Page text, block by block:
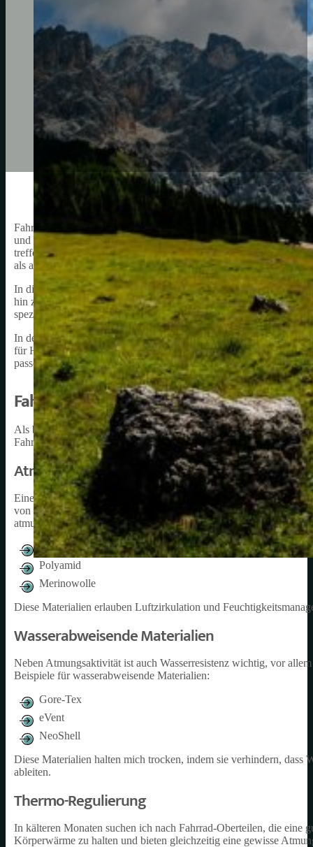
Fahrrad Oberteil Herren ist ein wichtiger Aspekt für jeden
und Kenntnisse über Fahrrad Oberteile für Herren teilen, um
treffen. In den letzten Jahren hat sich die Radbekleidung stark
als auch Schutz bieten.
In diesem Artikel möchte ich auf die verschiedenen Aspekte von
hin zu den neuesten Trends. Es ist wichtig, dass man beim Kauf
speziell dafür entwickelt, um den Fahrer vor den Elementen zu
In den folgenden Abschnitten werde ich die unterschiedlichen
für Herren zu berücksichtigen sind. Hierbei werde ich auch einige
passende Produkt für Ihre Bedürfnisse zu finden.
Fahrrad Oberteil Herren: Materialien und
Als begeisterter Fahrradfahrer möchte ich Ihnen einige der
Fahrrad-Oberteilen für Herren verwendet werden.
Atmungsaktive Stoffe
Eines der Hauptmerkmale, nach denen ich bei Fahrrad-
von meinem Körper wegzuleiten und mich während langen
atmungsaktiven Materialien sind:
Polyester
Polyamid
Merinowolle
Diese Materialien erlauben Luftzirkulation und
Wasserabweisende Materialien
Neben Atmungsaktivität ist auch Wasserresistenz wichtig, vor
Beispiele für wasserabweisende Materialien:
Gore-Tex
eVent
NeoShell
Diese Materialien halten mich trocken, indem sie verhindern, dass
ableiten.
Thermo-Regulierung
In kälteren Monaten suchen ich nach Fahrrad-Oberteilen, die eine
Körperwärme zu halten und bieten gleichzeitig eine gewisse